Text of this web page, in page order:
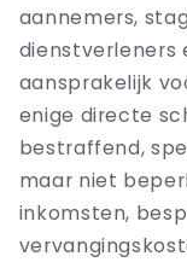
aannemers,
dienstverleners
aansprakelijk
enige directe
bestraffend,
maar niet
inkomsten,